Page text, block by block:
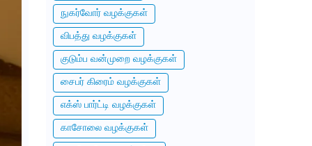
நுகர்வோர் வழக்குகள்
விபத்து வழக்குகள்
குடும்ப வன்முறை வழக்குகள்
சைபர் கிரைம் வழக்குகள்
எக்ஸ் பார்ட்டி வழக்குகள்
காசோலை வழக்குகள்